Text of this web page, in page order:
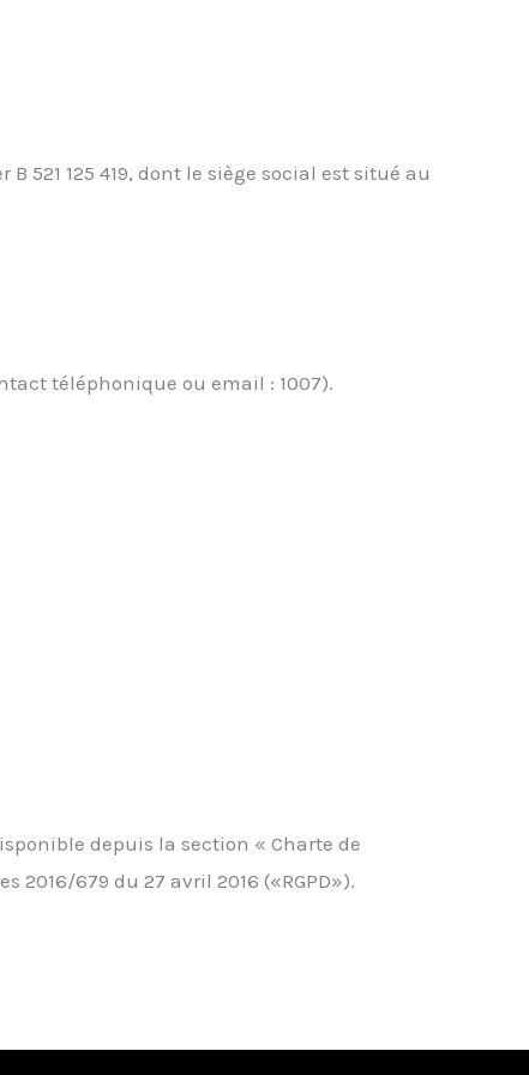
521 125 419, dont le siège social est situé au
téléphonique ou email : 1007).
depuis la section « Charte de
679 du 27 avril 2016 («RGPD»).